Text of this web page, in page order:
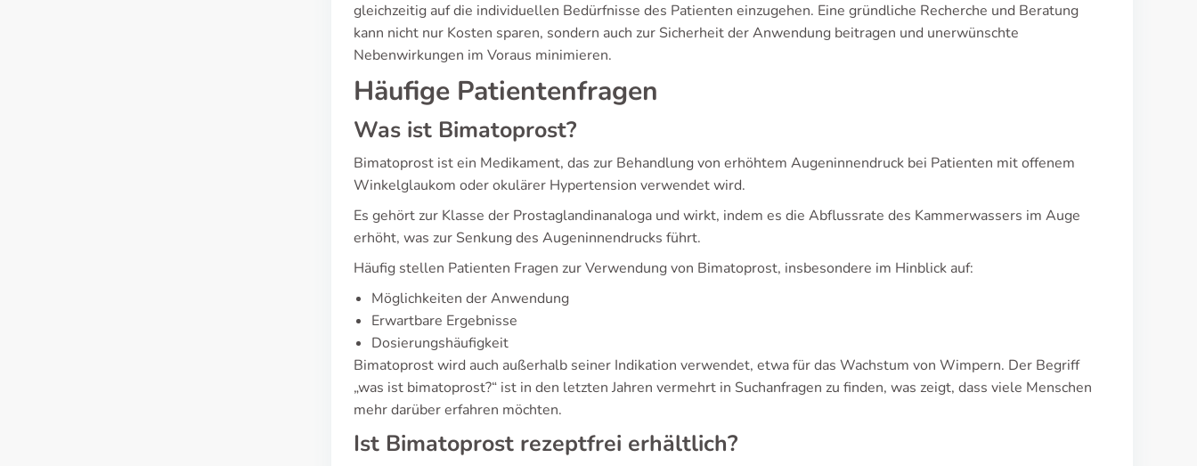
gleichzeitig auf die individuellen Bedürfnisse des Patienten einzugehen. Eine gründliche Recherche und Beratung
kann nicht nur Kosten sparen, sondern auch zur Sicherheit der Anwendung beitragen und unerwünschte
Nebenwirkungen im Voraus minimieren.
Häufige Patientenfragen
Was ist Bimatoprost?
Bimatoprost ist ein Medikament, das zur Behandlung von erhöhtem Augeninnendruck bei Patienten mit offenem
Winkelglaukom oder okulärer Hypertension verwendet wird.
Es gehört zur Klasse der Prostaglandinanaloga und wirkt, indem es die Abflussrate des Kammerwassers im Auge
erhöht, was zur Senkung des Augeninnendrucks führt.
Häufig stellen Patienten Fragen zur Verwendung von Bimatoprost, insbesondere im Hinblick auf:
Möglichkeiten der Anwendung
Erwartbare Ergebnisse
Dosierungshäufigkeit
Bimatoprost wird auch außerhalb seiner Indikation verwendet, etwa für das Wachstum von Wimpern. Der Begriff
„was ist bimatoprost?“ ist in den letzten Jahren vermehrt in Suchanfragen zu finden, was zeigt, dass viele Menschen
mehr darüber erfahren möchten.
Ist Bimatoprost rezeptfrei erhältlich?